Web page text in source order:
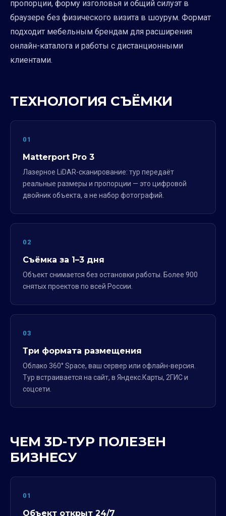
пропорции, форму изголовья и общий силуэт в
браузере без физического визита в шоурум. Формат
подходит мебельным брендам для расширения
онлайн-каталога и работы с дистанционными
клиентами.
ТЕХНОЛОГИЯ СЪЁМКИ
01
Matterport Pro 3
Лазерное LiDAR-сканирование: тур передаёт
реальные размеры и пропорции — это цифровой
двойник объекта, а не набор фотографий.
02
Съёмка за 1–3 дня
Объект снимается без остановки работы. Более 900
снятых проектов по всей России.
03
Три формата размещения
Облако 360° Space, ваш сервер или офлайн-версия.
Тур встраивается на сайт, в Яндекс.Карты, 2ГИС и
соцсети.
ЧЕМ 3D-ТУР ПОЛЕЗЕН
БИЗНЕСУ
01
Объект открыт 24/7